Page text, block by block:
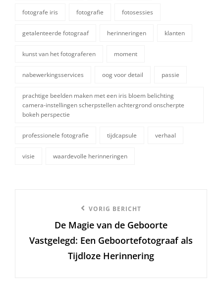
tags,
fotografe iris fotografie fotosessies
getalenteerde fotograaf herinneringen klanten
kunst van het fotograferen moment
nabewerkingsservices oog voor detail passie
prachtige beelden maken met een iris bloem belichting
camera-instellingen scherpstellen achtergrond onscherpte
bokeh perspectie
professionele fotografie tijdcapsule verhaal
visie waardevolle herinneringen
bericht
VORIG BERICHT
De Magie van de Geboorte
Vastgelegd: Een Geboortefotograaf als
Tijdloze Herinnering